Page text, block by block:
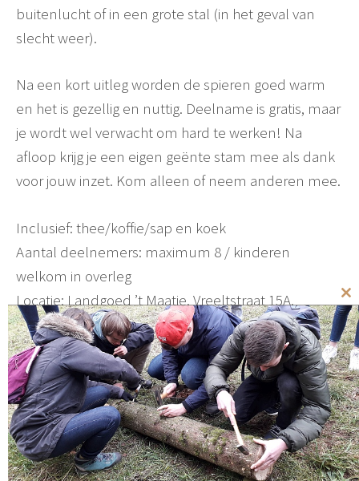
buitenlucht of in een grote stal (in het geval van
slecht weer).
Na een kort uitleg worden de spieren goed warm
en het is gezellig en nuttig. Deelname is gratis, maar
je wordt wel verwacht om hard te werken! Na
afloop krijg je een eigen geënte stam mee als dank
voor jouw inzet. Kom alleen of neem anderen mee.
Inclusief: thee/koffie/sap en koek
Aantal deelnemers: maximum 8 / kinderen
welkom in overleg
Locatie: Landgoed ’t Maatje, Vreeltstraat 15A,
Gaanderen
Winkeltje: Eetbaar Hout en webwinkel producten
(vooraf bestellen)
Overige: stevige schoenen en buitenkleding
Locatie
Eetbaar Hout Kwekerij Gaanderen